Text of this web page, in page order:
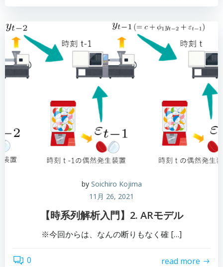
by Soichiro Kojima
11月 26, 2021
【時系列解析入門】2. ARモデル
※今回からは、なんの断りもなく確 […]
0 read more